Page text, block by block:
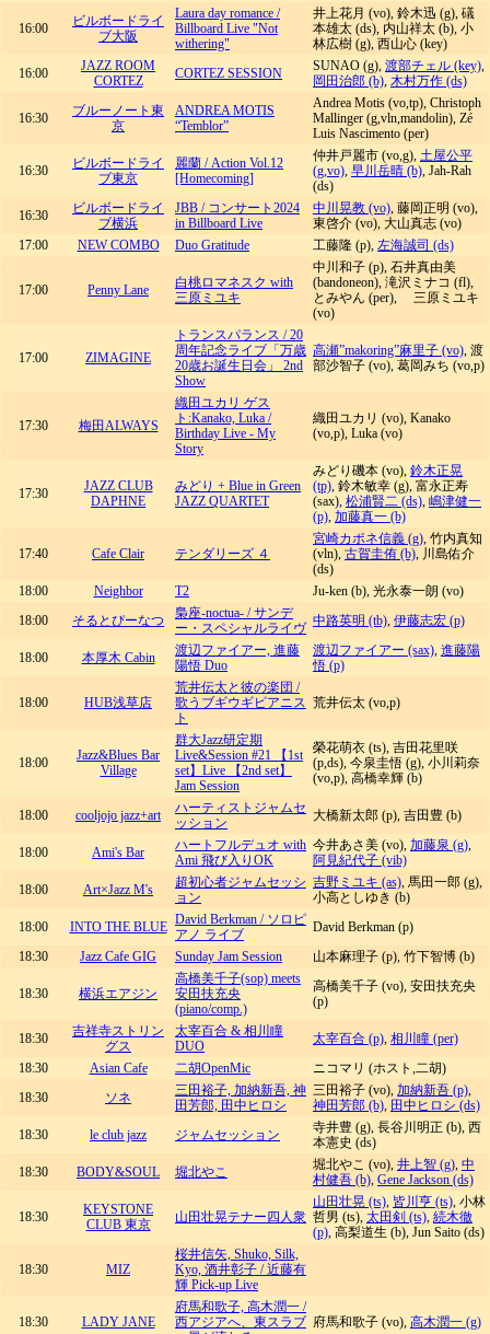
16:00
ビルボードライ
ブ大阪
Laura day romance /
Billboard Live "Not
withering"
井上花月 (vo), 鈴木迅 (g), 礒
本雄太 (ds), 内山祥太 (b), 小
林広樹 (g), 西山心 (key)
16:00
JAZZ ROOM
CORTEZ
CORTEZ SESSION SUNAO (g), 渡部チェル (key),
岡田治郎 (b), 木村万作 (ds)
16:30
ブルーノート東
京
ANDREA MOTIS
“Temblor”
Andrea Motis (vo,tp), Christoph
Mallinger (g,vln,mandolin), Zé
Luis Nascimento (per)
16:30
ビルボードライ
ブ東京
麗蘭 / Action Vol.12
[Homecoming]
仲井戸麗市 (vo,g), 土屋公平
(g,vo), 早川岳晴 (b), Jah-Rah
(ds)
16:30
ビルボードライ
ブ横浜
JBB / コンサート2024
in Billboard Live
中川晃教 (vo), 藤岡正明 (vo),
東啓介 (vo), 大山真志 (vo)
17:00
NEW COMBO Duo Gratitude 工藤隆 (p), 左海誠司 (ds)
17:00 Penny Lane
白桃ロマネスク with
三原ミユキ
中川和子 (p), 石井真由美
(bandoneon), 滝沢ミナコ (fl),
とみやん (per), 三原ミユキ
(vo)
17:00 ZIMAGINE
トランスパランス / 20
周年記念ライブ「万歳
20歳お誕生日会」 2nd
Show
高瀬”makoring”麻里子 (vo), 渡
部沙智子 (vo), 葛岡みち (vo,p)
17:30 梅田ALWAYS
織田ユカリ ゲス
ト:Kanako, Luka /
Birthday Live - My
Story
織田ユカリ (vo), Kanako
(vo,p), Luka (vo)
17:30
JAZZ CLUB
DAPHNE
みどり + Blue in Green
JAZZ QUARTET
みどり磯本 (vo), 鈴木正晃
(tp), 鈴木敏幸 (g), 富永正寿
(sax), 松浦賢二 (ds), 嶋津健一
(p), 加藤真一 (b)
17:40 Cafe Clair テンダリーズ ４
宮崎カポネ信義 (g), 竹内真知
(vln), 古賀圭侑 (b), 川島佑介
(ds)
18:00
Neighbor T2
Ju-ken (b), 光永泰一朗 (vo)
18:00
そるとぴーなつ
梟座-noctua- / サンデ
ー・スペシャルライヴ 中路英明 (tb), 伊藤志宏 (p)
18:00 本厚木 Cabin
渡辺ファイアー, 進藤
陽悟 Duo
渡辺ファイアー (sax), 進藤陽
悟 (p)
18:00 HUB浅草店
荒井伝太と彼の楽団 /
歌うブギウギピアニス
ト
荒井伝太 (vo,p)
18:00
Jazz&Blues Bar
Village
群大Jazz研定期
Live&Session #21 【1st
set】Live 【2nd set】
Jam Session
榮花萌衣 (ts), 吉田花里咲
(p,ds), 今泉圭悟 (g), 小川莉奈
(vo,p), 高橋幸輝 (b)
18:00 cooljojo jazz+art
ハーティストジャムセ
ッション
大橋新太郎 (p), 吉田豊 (b)
18:00 Ami's Bar
ハートフルデュオ with
Ami 飛び入りOK
今井あさ美 (vo), 加藤泉 (g),
阿見紀代子 (vib)
18:00
Art×Jazz M's
超初心者ジャムセッシ
ョン
吉野ミユキ (as), 馬田一郎 (g),
小高としゆき (b)
18:00
INTO THE BLUE David Berkman / ソロピ
アノ ライブ
David Berkman (p)
18:30
Jazz Cafe GIG Sunday Jam Session 山本麻理子 (p), 竹下智博 (b)
18:30 横浜エアジン
高橋美千子(sop) meets
安田扶充央
(piano/comp.)
高橋美千子 (vo), 安田扶充央
(p)
18:30
吉祥寺ストリン
グス
太宰百合 & 相川瞳
DUO
太宰百合 (p), 相川瞳 (per)
18:30
Asian Cafe 二胡OpenMic
ニコマリ (ホスト,二胡)
18:30
ソネ
三田裕子, 加納新吾, 神
田芳郎, 田中ヒロシ
三田裕子 (vo), 加納新吾 (p),
神田芳郎 (b), 田中ヒロシ (ds)
18:30
le club jazz ジャムセッション
寺井豊 (g), 長谷川明正 (b), 西
本憲史 (ds)
18:30
BODY&SOUL 堀北やこ 堀北やこ (vo), 井上智 (g), 中
村健吾 (b), Gene Jackson (ds)
18:30
KEYSTONE
CLUB 東京
山田壮晃テナー四人衆
山田壮晃 (ts), 皆川亨 (ts), 小林
哲男 (ts), 太田剣 (ts), 続木徹
(p), 高梨道生 (b), Jun Saito (ds)
18:30 MIZ
桜井信矢, Shuko, Silk,
Kyo, 酒井彰子 / 近藤有
輝 Pick-up Live
18:30 LADY JANE
府馬和歌子, 高木潤一 /
西アジアへ、東スラブ 府馬和歌子 (vo), 高木潤一 (g)